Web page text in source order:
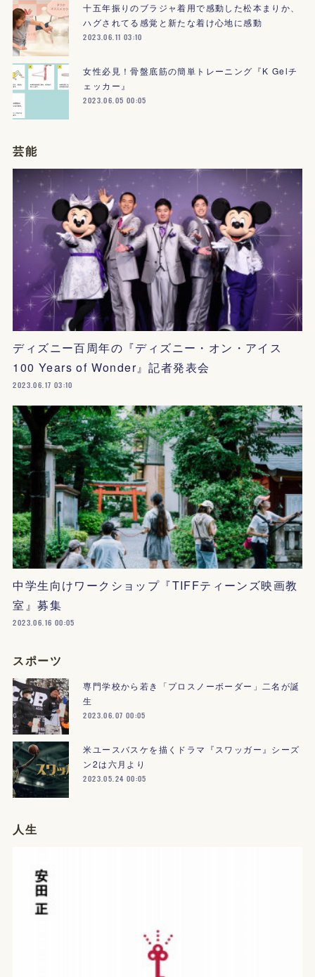
十五年振りのブラジャ着用で感動した松本まりか、
ハグされてる感覚と新たな着け心地に感動
2023.06.11 03:10
女性必見！骨盤底筋の簡単トレーニング『K Gelチ
ェッカー』
2023.06.05 00:05
芸能
ディズニー百周年の『ディズニー・オン・アイス
100 Years of Wonder』記者発表会
2023.06.17 03:10
中学生向けワークショップ『TIFFティーンズ映画教
室』募集
2023.06.16 00:05
スポーツ
専門学校から若き「プロスノーボーダー」二名が誕
生
2023.06.07 00:05
米ユースバスケを描くドラマ『スワッガー』シーズ
ン2は六月より
2023.05.24 00:05
人生